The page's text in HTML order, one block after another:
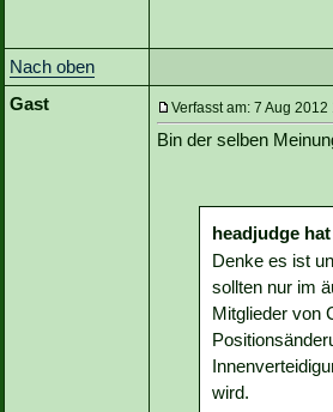
Nach oben
Gast
Verfasst am: 7 Aug
Bin der selben
headjudge
Denke es ist
sollten nur im
Mitglieder von
wird.